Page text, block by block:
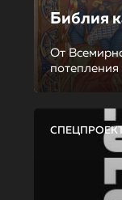
Библия
От
потепления